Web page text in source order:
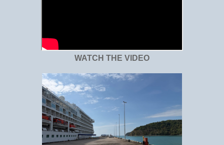
WATCH THE VIDEO